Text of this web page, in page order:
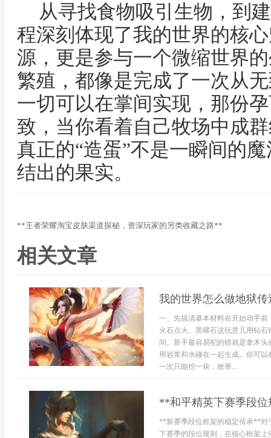
从寻找食物吸引生物，到
程深刻体现了我的世界的核
源，更是参与一个微缩世界
繁殖，都像是完成了一次从
一切可以在掌间实现，那份
致，当你看着自己牧场中成
真正的“造蛋”不是一瞬间的
结出的果实。
**王者荣耀淘宝皮肤渠道探秘，资深玩家的另类收藏之路**
相关文章
我的世界怎么做地狱
一、先搞清基本材料在开始动手
火石点火。黑曜石这玩意儿用钻
间。新手最容易犯的错就是拿木
用岩浆和水碰在一起生成。你可
一次只能挖一块，效率...
**和平精英下赛季段
**新赛季段位框架的稳定传承**对
下赛季的段位规则，在核心框架